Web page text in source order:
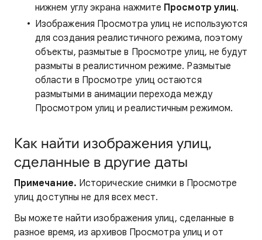
нижнем углу экрана нажмите Просмотр улиц.
Изображения Просмотра улиц не используются
для создания реалистичного режима, поэтому
объекты, размытые в Просмотре улиц, не будут
размыты в реалистичном режиме. Размытые
области в Просмотре улиц остаются
размытыми в анимации перехода между
Просмотром улиц и реалистичным режимом.
Как найти изображения улиц,
сделанные в другие даты
Примечание. Исторические снимки в Просмотре
улиц доступны не для всех мест.
Вы можете найти изображения улиц, сделанные в
разное время, из архивов Просмотра улиц и от